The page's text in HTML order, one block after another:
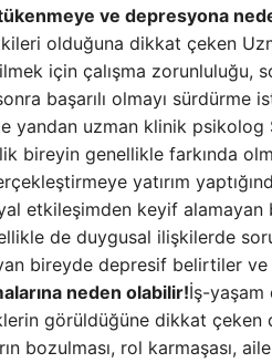
ve depresyona
olduğuna dikkat çeken
için çalışma zorunluluğu,
başarılı olmayı sürdürme
yandan uzman klinik psikolog
bireyin genellikle farkında
yatırım
etkileşimden keyif alamayan
de duygusal ilişkilerde
bireyde depresif belirtiler ve
neden olabilir!İş-yaşam
görüldüğüne dikkat
bozulması, rol karmaşası,